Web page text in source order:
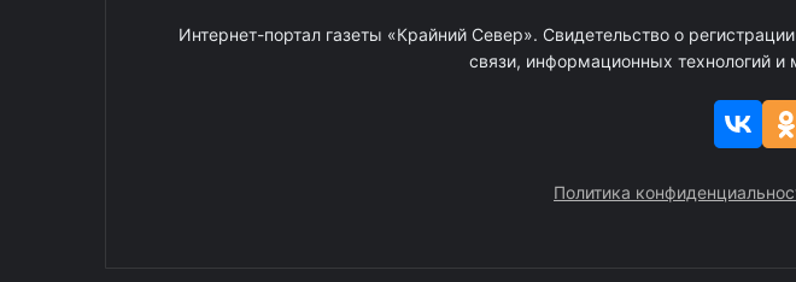
Интернет-портал газеты «Крайний Север». Свидетельство о
связи, информационных технологий
Политика